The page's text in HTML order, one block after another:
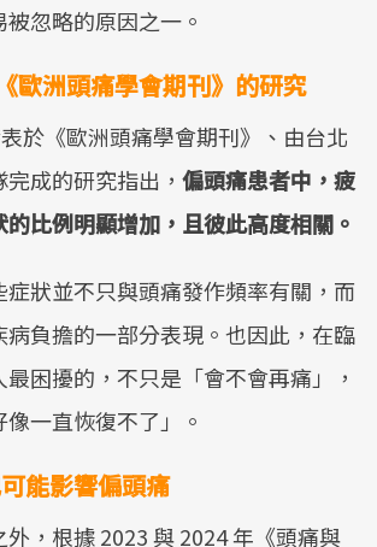
忽略的原因之一。
歐洲頭痛學會期刊》的研究
於《歐洲頭痛學會期刊》、由台北
成的研究指出， 偏頭痛患者中，疲
比例明顯增加，且彼此高度相關。
狀並不只與頭痛發作頻率有關，而
病負擔的一部分表現。也因此，在臨
困擾的，不只是「會不會再痛」，
一直恢復不了」。
能影響偏頭痛
，根據 2023 與 2024 年《頭痛與